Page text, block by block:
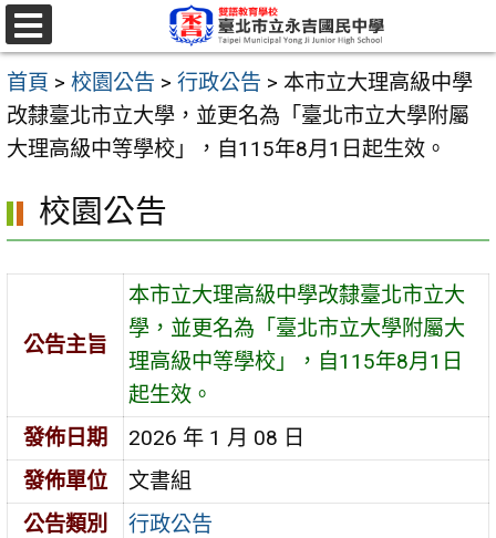
跳
至
主
要
內
選
單
首頁 > 校園公告 > 行政公告 > 本市立大理高級中學
改隸臺北市立大學，並更名為「臺北市立大學附屬
大理高級中等學校」，自115年8月1日起生效。
校園公告
公告主旨
本市立大理高級中學改隸臺北市立大
學，並更名為「臺北市立大學附屬大
理高級中等學校」，自115年8月1日
起生效。
發佈日期
2026 年 1 月 08 日
發佈單位
文書組
公告類別
行政公告